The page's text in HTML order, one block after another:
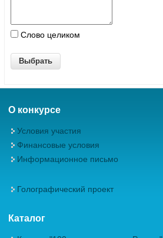
Слово целиком
О конкурсе
Условия участия
Финансовые условия
Информационное письмо
Голографический проект
Каталог